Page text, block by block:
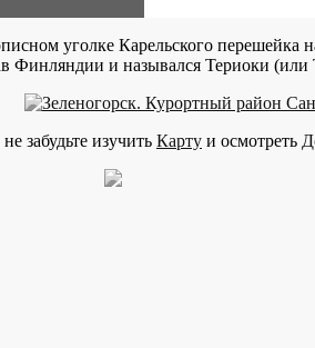
уголке Карельского перешейка
Финляндии и назывался Териоки
забудьте изучить Карту и осмотреть